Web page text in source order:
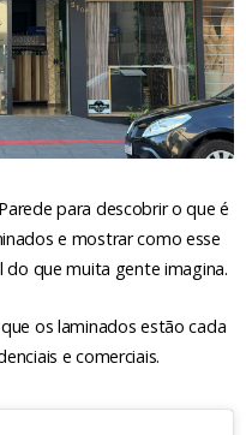
para descobrir o que é
e mostrar como esse
que muita gente imagina.
os laminados estão cada
e comerciais.